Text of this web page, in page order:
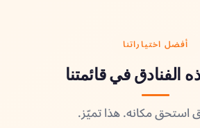
أفضل اختياراتنا
الفنادق في قائمتنا
استحق مكانه. هذا تميّز.